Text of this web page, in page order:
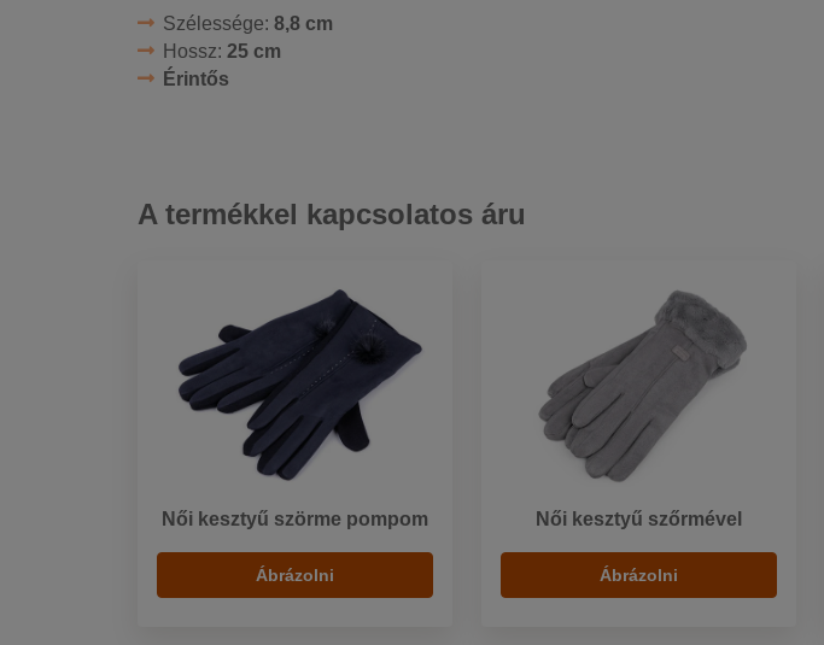
Szélessége: 8,8 cm
Hossz: 25 cm
Érintős
A termékkel kapcsolatos áru
Női kesztyű szörme pompom
Ábrázolni
Női kesztyű szőrmével
Ábrázolni